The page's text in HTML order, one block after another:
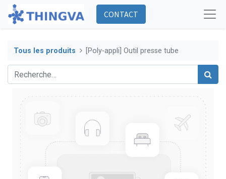
CONTACT
Tous les produits [Poly-appli] Outil presse tube